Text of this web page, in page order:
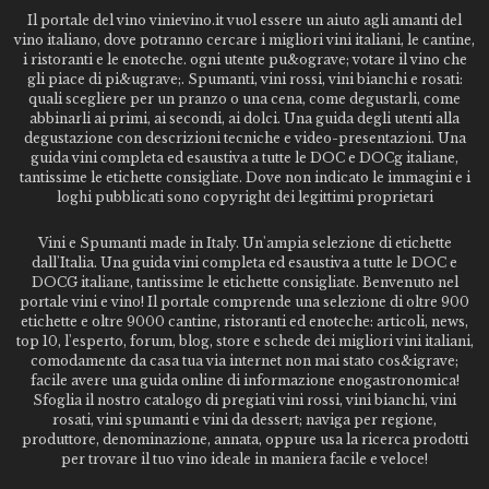
Il portale del vino vinievino.it vuol essere un aiuto agli amanti del
vino italiano, dove potranno cercare i migliori vini italiani, le cantine,
i ristoranti e le enoteche. ogni utente pu&ograve; votare il vino che
gli piace di pi&ugrave;. Spumanti, vini rossi, vini bianchi e rosati:
quali scegliere per un pranzo o una cena, come degustarli, come
abbinarli ai primi, ai secondi, ai dolci. Una guida degli utenti alla
degustazione con descrizioni tecniche e video-presentazioni. Una
guida vini completa ed esaustiva a tutte le DOC e DOCg italiane,
tantissime le etichette consigliate. Dove non indicato le immagini e i
loghi pubblicati sono copyright dei legittimi proprietari
Vini e Spumanti made in Italy. Un'ampia selezione di etichette
dall'Italia. Una guida vini completa ed esaustiva a tutte le DOC e
DOCG italiane, tantissime le etichette consigliate. Benvenuto nel
portale vini e vino! Il portale comprende una selezione di oltre 900
etichette e oltre 9000 cantine, ristoranti ed enoteche: articoli, news,
top 10, l'esperto, forum, blog, store e schede dei migliori vini italiani,
comodamente da casa tua via internet non mai stato cos&igrave;
facile avere una guida online di informazione enogastronomica!
Sfoglia il nostro catalogo di pregiati vini rossi, vini bianchi, vini
rosati, vini spumanti e vini da dessert; naviga per regione,
produttore, denominazione, annata, oppure usa la ricerca prodotti
per trovare il tuo vino ideale in maniera facile e veloce!